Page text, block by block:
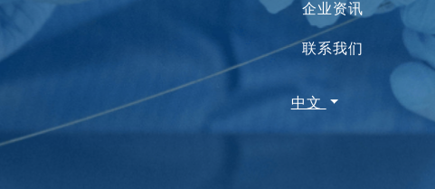
企业资讯
联系我们
中文